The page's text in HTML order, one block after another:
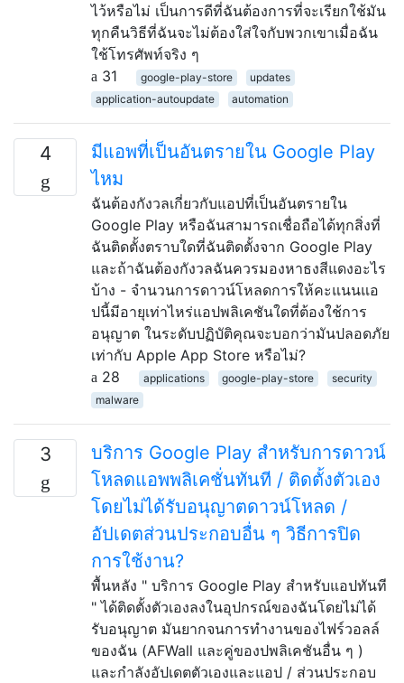
ไว้หรือไม่ เป็นการดีที่ฉันต้องการที่จะเรียกใช้มัน
ทุกคืนวิธีที่ฉันจะไม่ต้องใส่ใจกับพวกเขาเมื่อฉัน
ใช้โทรศัพท์จริง ๆ
31
google-play-store
updates
application-autoupdate
automation
4
มีแอพที่เป็นอันตรายใน Google Play
ไหม
ฉันต้องกังวลเกี่ยวกับแอปที่เป็นอันตรายใน
Google Play หรือฉันสามารถเชื่อถือได้ทุกสิ่งที่
ฉันติดตั้งตราบใดที่ฉันติดตั้งจาก Google Play
และถ้าฉันต้องกังวลฉันควรมองหาธงสีแดงอะไร
บ้าง - จำนวนการดาวน์โหลดการให้คะแนนแอ
ปนี้มีอายุเท่าไหร่แอปพลิเคชันใดที่ต้องใช้การ
อนุญาต ในระดับปฏิบัติคุณจะบอกว่ามันปลอดภัย
เท่ากับ Apple App Store หรือไม่?
28
applications google-play-store
security
malware
3
บริการ Google Play สำหรับการดาวน์
โหลดแอพพลิเคชั่นทันที / ติดตั้งตัวเอง
โดยไม่ได้รับอนุญาตดาวน์โหลด /
อัปเดตส่วนประกอบอื่น ๆ วิธีการปิด
การใช้งาน?
พื้นหลัง " บริการ Google Play สำหรับแอปทันที
" ได้ติดตั้งตัวเองลงในอุปกรณ์ของฉันโดยไม่ได้
รับอนุญาต มันยากจนการทำงานของไฟร์วอลล์
ของฉัน (AFWall และคู่ของปพลิเคชันอื่น ๆ )
และกำลังอัปเดตตัวเองและแอป / ส่วนประกอบ